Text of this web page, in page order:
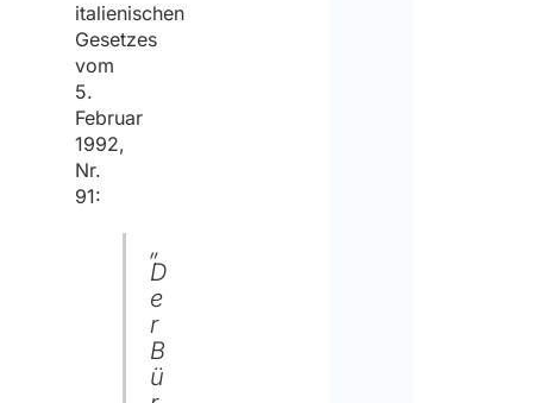
italienischen
Gesetzes
vom
5.
Februar
1992,
Nr.
91:
„
D
e
r
B
ü